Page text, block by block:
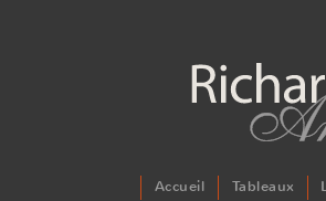
Accueil Tableaux